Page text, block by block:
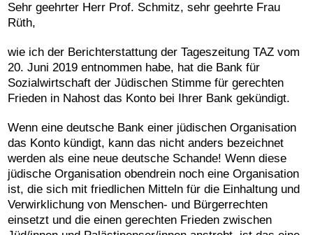
Sehr geehrter Herr Prof. Schmitz, sehr geehrte Frau
Rüth,
wie ich der Berichterstattung der Tageszeitung TAZ vom
20. Juni 2019 entnommen habe, hat die Bank für
Sozialwirtschaft derJüdischen Stimme für gerechten
Frieden in Nahost das Konto bei Ihrer Bank gekündigt.
Wenn eine deutsche Bank einer jüdischen Organisation
das Konto kündigt, kann das nicht anders bezeichnet
werden als eine neue deutsche Schande! Wenn diese
jüdische Organisation obendrein noch eine Organisation
ist, die sich mit friedlichen Mitteln für die Einhaltung und
Verwirklichung von Menschen- und Bürgerrechten
einsetzt und die einen gerechten Frieden zwischen